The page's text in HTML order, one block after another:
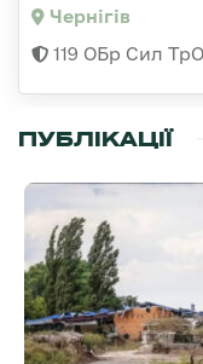
Чернігів
119 ОБр Сил ТрО
ПУБЛІКАЦІЇ